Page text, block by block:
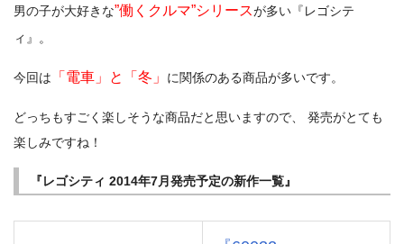
男の子が大好きな”働くクルマ”シリースが多い『レゴシテ
ィ』。
今回は 「電車」と「冬」 に関係のある商品が多いです。
どっちもすごく楽しそうな商品だと思いますので、 発売がとても
楽しみですね！
『レゴシティ 2014年7月発売予定の新作一覧』